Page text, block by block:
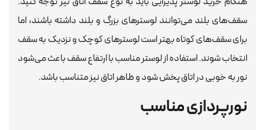
سقف‌های بلند می‌توانند لوسترهای بزرگ و بلند داشته باشند، اما
برای سقف‌های کوتاه بهتر است لوسترهای کوچک و نزدیک به سقف
انتخاب شوند. استفاده از لوستر مناسب با ارتفاع سقف باعث می‌شود
نور به خوبی در اتاق پخش شود و ظاهر اتاق نیز متناسب باشد.
نورپردازی مناسب